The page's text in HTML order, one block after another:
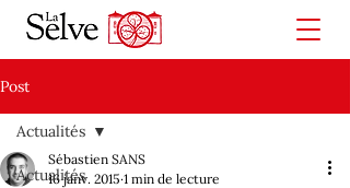
Post
Actualités
Actualités
Sébastien SANS
16 janv. 2015 1 min de lecture